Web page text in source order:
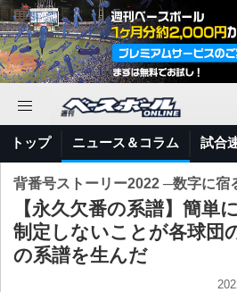
トップ ニュース＆コラム 試合
背番号ストーリー2022 ─数字に宿
【永久欠番の系譜】簡単
制定しないことが各球団
の系譜を生んだ